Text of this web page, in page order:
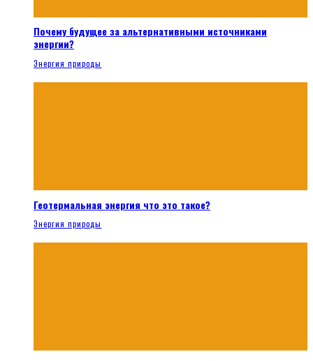
Почему будущее за альтернативными источниками
энергии?
Энергия природы
Геотермальная энергия что это такое?
Энергия природы